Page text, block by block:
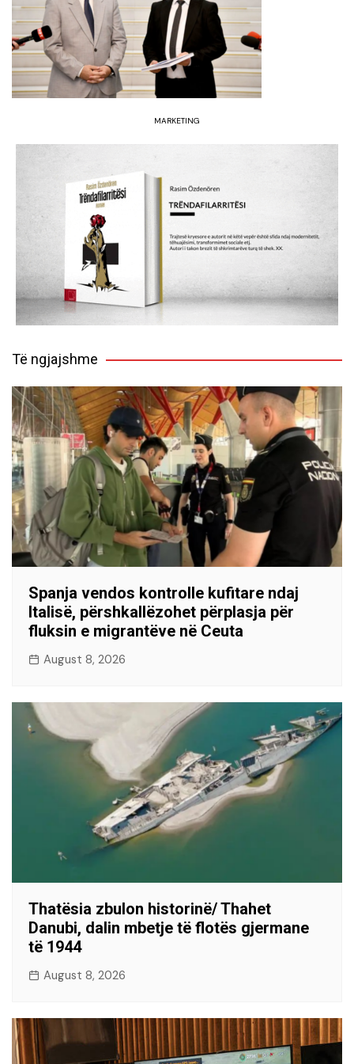
MARKETING
Të ngjajshme
Spanja vendos kontrolle kufitare ndaj
Italisë, përshkallëzohet përplasja për
fluksin e migrantëve në Ceuta
August 8, 2026
Thatësia zbulon historinë/ Thahet
Danubi, dalin mbetje të flotës gjermane
të 1944
August 8, 2026